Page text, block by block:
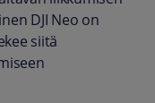
DJI Neo on
siitä